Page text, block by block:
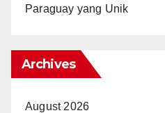
Paraguay yang Unik
Archives
August 2026